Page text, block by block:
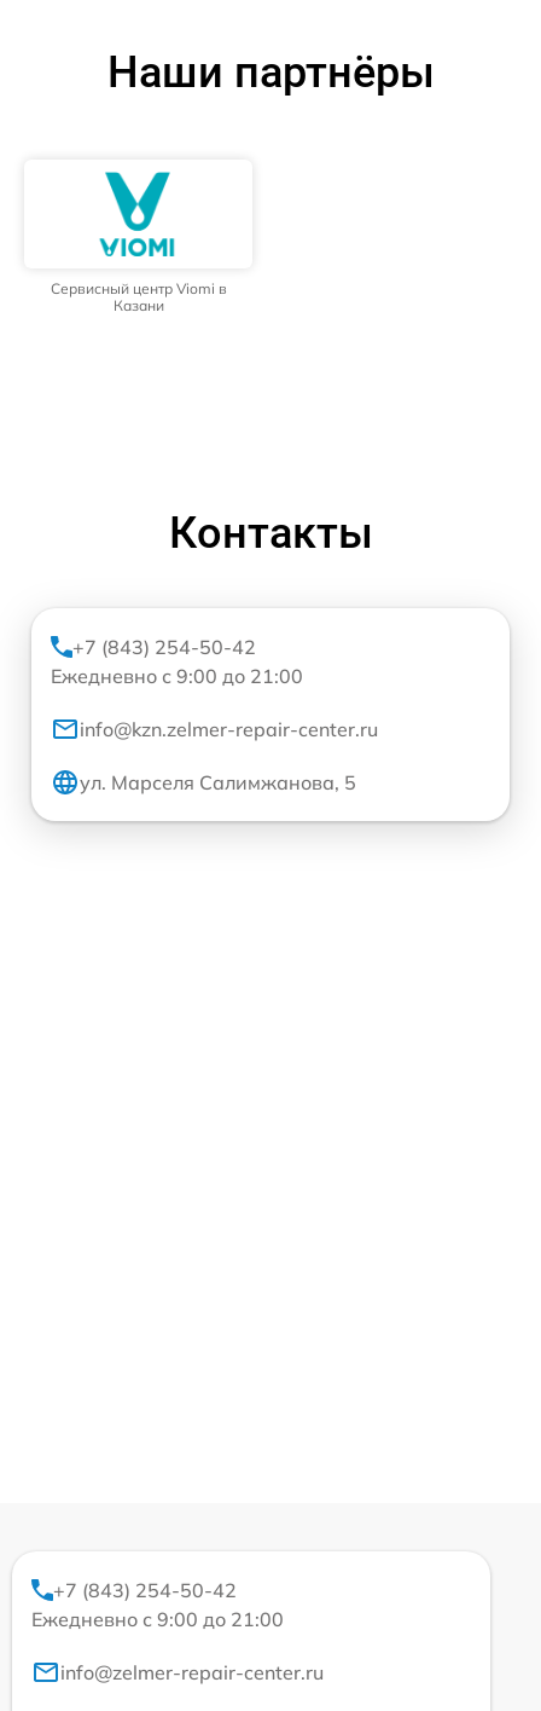
Наши партнёры
Сервисный центр Viomi в
Казани
Контакты
+7 (843) 254-50-42
Ежедневно с 9:00 до 21:00
info@kzn.zelmer-repair-center.ru
ул. Марселя Салимжанова, 5
+7 (843) 254-50-42
Ежедневно с 9:00 до 21:00
info@zelmer-repair-center.ru